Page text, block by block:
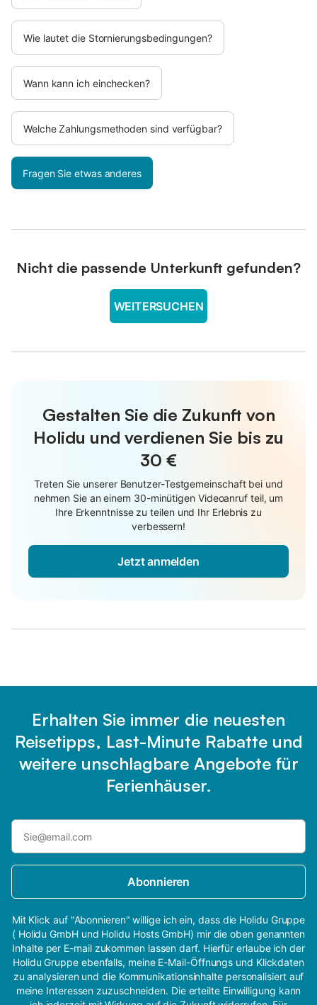
Wie lautet die Stornierungsbedingungen?
Wann kann ich einchecken?
Welche Zahlungsmethoden sind verfügbar?
Fragen Sie etwas anderes
Nicht die passende Unterkunft gefunden?
WEITERSUCHEN
Gestalten Sie die Zukunft von
Holidu und verdienen Sie bis zu
30 €
Treten Sie unserer Benutzer-Testgemeinschaft bei und
nehmen Sie an einem 30-minütigen Videoanruf teil, um
Ihre Erkenntnisse zu teilen und Ihr Erlebnis zu
verbessern!
Jetzt anmelden
Erhalten Sie immer die neuesten
Reisetipps, Last-Minute Rabatte und
weitere unschlagbare Angebote für
Ferienhäuser.
Abonnieren
Mit Klick auf "Abonnieren" willige ich ein, dass die Holidu Gruppe
( Holidu GmbH und Holidu Hosts GmbH) mir die oben genannten
Inhalte per E-mail zukommen lassen darf. Hierfür erlaube ich der
Holidu Gruppe ebenfalls, meine E-Mail-Öffnungs und Klickdaten
zu analysieren und die Kommunikationsinhalte personalisiert auf
meine Interessen zuzuschneiden. Die erteilte Einwilligung kann